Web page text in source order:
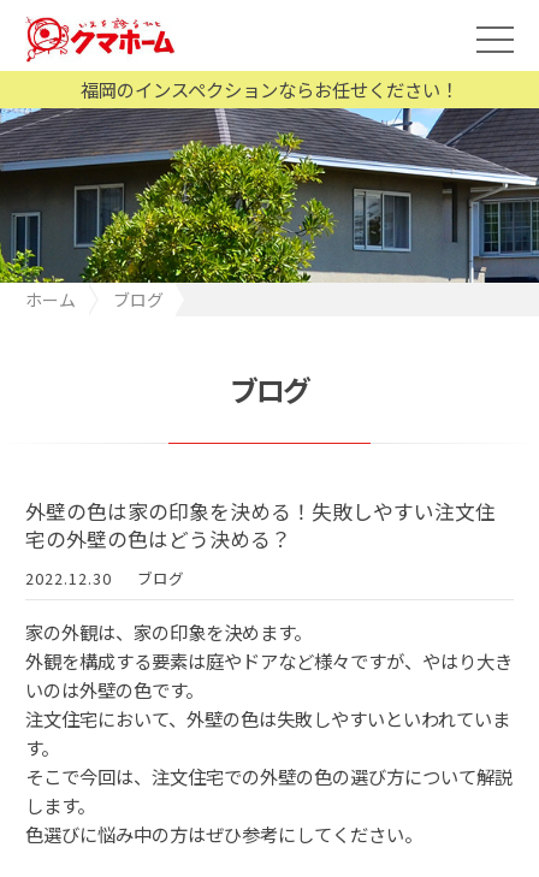
福岡のインスペクションならお任せください！
ホーム
ブログ
ブログ
外壁の色は家の印象を決める！失敗しやすい注文住
宅の外壁の色はどう決める？
2022.12.30 ブログ
家の外観は、家の印象を決めます。
外観を構成する要素は庭やドアなど様々ですが、やはり大き
いのは外壁の色です。
注文住宅において、外壁の色は失敗しやすいといわれていま
す。
そこで今回は、注文住宅での外壁の色の選び方について解説
します。
色選びに悩み中の方はぜひ参考にしてください。